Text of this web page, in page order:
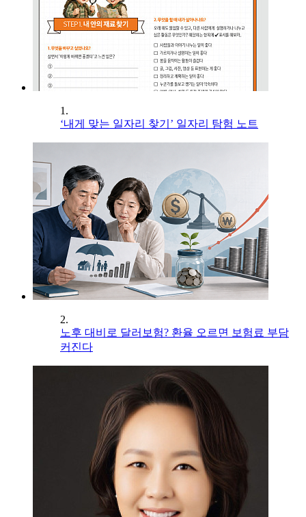
1.
‘내게 맞는 일자리 찾기’ 일자리 탐험 노트
2.
노후 대비로 달러보험? 환율 오르면 보험료 부담
커진다